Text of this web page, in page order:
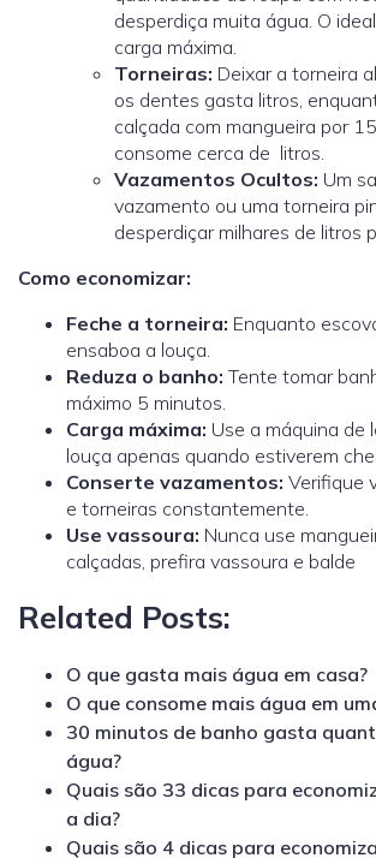
desperdiça muita água. O
carga máxima.
Torneiras: Deixar a torneira
os dentes gasta litros,
calçada com mangueira por
consome cerca de litros.
Vazamentos Ocultos: Um
vazamento ou uma torneira
desperdiçar milhares de litros
Como economizar:
Feche a torneira: Enquanto
ensaboa a louça.
Reduza o banho: Tente tomar
máximo 5 minutos.
Carga máxima: Use a máquina de
louça apenas quando estiverem
Conserte vazamentos: Verifique
e torneiras constantemente.
Use vassoura: Nunca use
calçadas, prefira vassoura e balde
Related Posts:
O que gasta mais água em casa?
O que consome mais água em
30 minutos de banho gasta
água?
Quais são 33 dicas para
a dia?
Quais são 4 dicas para